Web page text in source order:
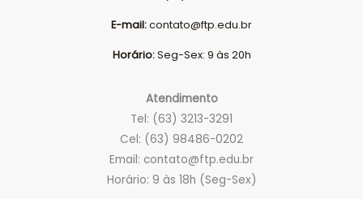
E-mail:contato@ftp.edu.br
Horário:Seg-Sex: 9 às 20h
Atendimento
Tel: (63) 3213-3291
Cel: (63) 98486-0202
Email: contato@ftp.edu.br
Horário: 9 às 18h (Seg-Sex)